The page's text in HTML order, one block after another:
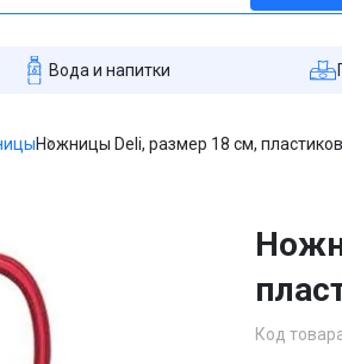
Вода и напитки
Ножницы Deli, размер 18 см,
Код